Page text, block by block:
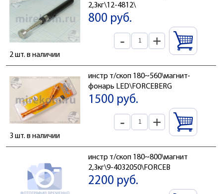
2,3кг\12-4812\
800 руб.
- +
2 шт. в наличии
инстр т/скоп 180~560\магнит-
фонарь LED\FORCEBERG
1500 руб.
- +
3 шт. в наличии
инстр т/скоп 180~800\магнит
2,3кг\9-4032050\FORCEB
2200 руб.